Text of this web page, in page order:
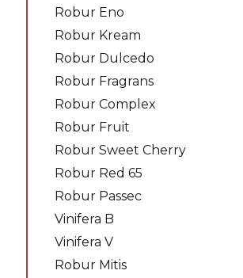
Robur Eno
Robur Kream
Robur Dulcedo
Robur Fragrans
Robur Complex
Robur Fruit
Robur Sweet Cherry
Robur Red 65
Robur Passec
Vinifera B
Vinifera V
Robur Mitis